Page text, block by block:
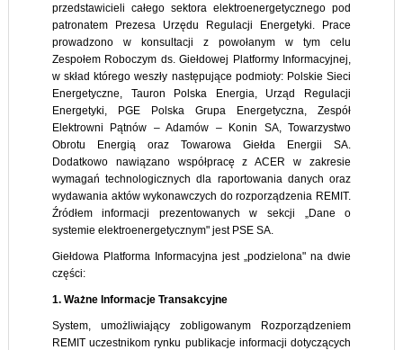
przedstawicieli całego sektora elektroenergetycznego pod
patronatem Prezesa Urzędu Regulacji Energetyki. Prace
prowadzono w konsultacji z powołanym w tym celu
Zespołem Roboczym ds. Giełdowej Platformy Informacyjnej,
w skład którego weszły następujące podmioty: Polskie Sieci
Energetyczne, Tauron Polska Energia, Urząd Regulacji
Energetyki, PGE Polska Grupa Energetyczna, Zespół
Elektrowni Pątnów – Adamów – Konin SA, Towarzystwo
Obrotu Energią oraz Towarowa Giełda Energii SA.
Dodatkowo nawiązano współpracę z ACER w zakresie
wymagań technologicznych dla raportowania danych oraz
wydawania aktów wykonawczych do rozporządzenia REMIT.
Źródłem informacji prezentowanych w sekcji „Dane o
systemie elektroenergetycznym" jest PSE SA.
Giełdowa Platforma Informacyjna jest „podzielona" na dwie
części:
1. Ważne Informacje Transakcyjne
System, umożliwiający zobligowanym Rozporządzeniem
REMIT uczestnikom rynku publikacje informacji dotyczących